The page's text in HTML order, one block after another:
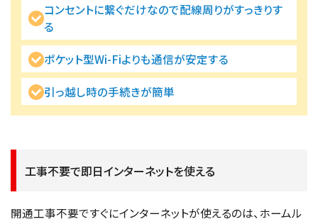
コンセントに繋ぐだけなので配線周りがすっきりす
る
ポケット型Wi-Fiよりも通信が安定する
引っ越し時の手続きが簡単
工事不要で即日インターネットを使える
開通工事不要ですぐにインターネットが使えるのは、ホームル